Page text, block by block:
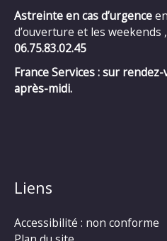
Astreinte en cas d’urgence
d’ouverture et les weekends
06.75.83.02.45
France Services : sur
après-midi.
Liens
Accessibilité : non conforme